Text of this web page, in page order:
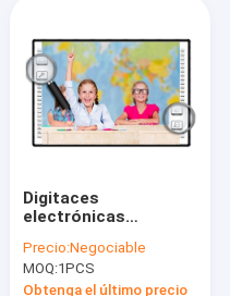
Digitaces
electrónicas
Whiteboard
interactivo para las
escuelas 78 pulgadas
Precio:Negociable
MOQ:1PCS
Obtenga el último precio